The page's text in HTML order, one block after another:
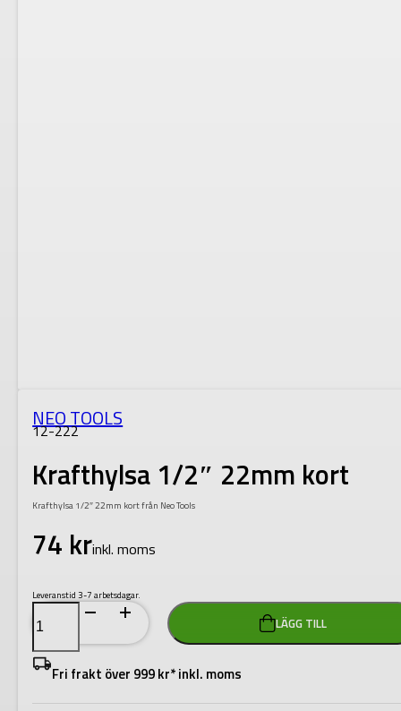
NEO TOOLS
12-222
Krafthylsa 1/2″ 22mm kort
Krafthylsa 1/2″ 22mm kort från Neo Tools
74 krinkl. moms
Leveranstid 3-7 arbetsdagar.
Krafthylsa
1/2"
22mm
kort
mängd
LÄGG TILL
Fri frakt över 999 kr* inkl. moms